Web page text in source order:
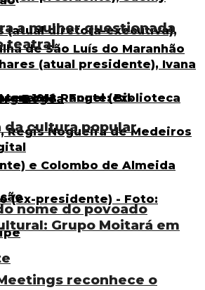
reconhece o
nome do povoado
a mulher questionada
teatral
da cultura popular
Grupo Moitará em